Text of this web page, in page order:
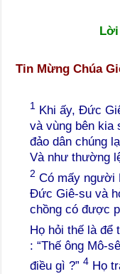
Lời
Tin Mừng Chúa
1 Khi ấy, Đức
và vùng bên kia
đảo dân chúng
Và như thường
2 Có mấy người
Đức Giê-su và
chồng có được
Họ hỏi thế là
: “Thế ông Mô-
điều gì ?”4 Họ